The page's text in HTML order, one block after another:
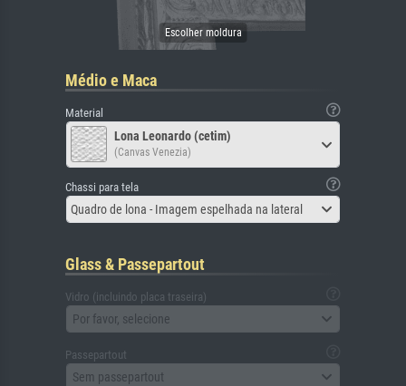
Médio e Maca
Material
Lona Leonardo (cetim)
(Canvas Venezia)
Chassi para tela
Quadro de lona - Imagem espelhada na lateral
Glass & Passepartout
Vidro (incluindo placa traseira)
Por favor, selecione
Passepartout
Sem passepartout